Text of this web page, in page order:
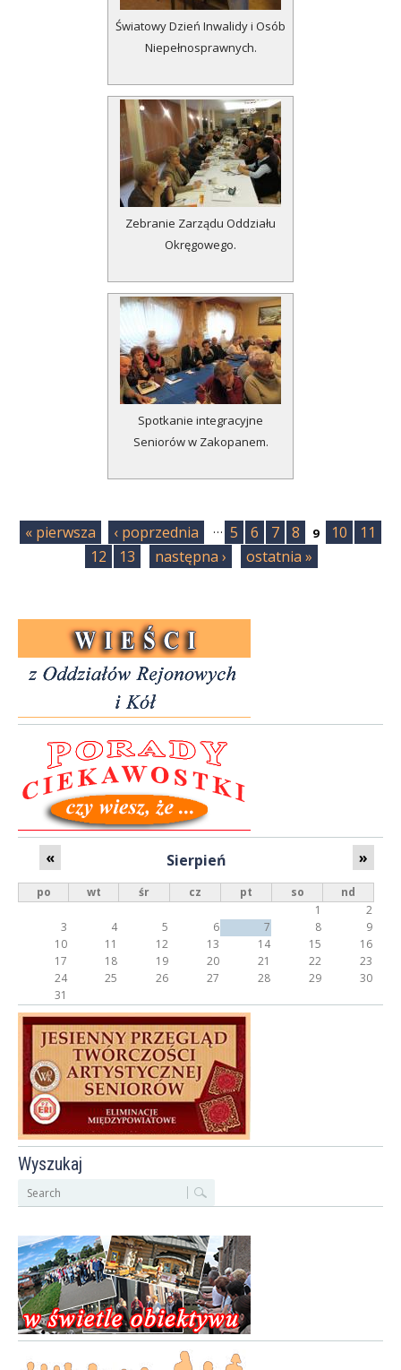
Światowy Dzień Inwalidy i Osób
Niepełnosprawnych.
Zebranie Zarządu Oddziału
Okręgowego.
Spotkanie integracyjne
Seniorów w Zakopanem.
« pierwsza ‹ poprzednia … 5 6 7 8 9 10
11
12
13 następna › ostatnia »
Sierpień
« »
po wt śr cz pt so
nd
1
2
3
4 5 6 7 8
9
10
11 12 13 14 15
16
17
18 19 20 21 22
23
24
25 26 27 28 29
30
31
Wyszukaj
z
u
k
a
j